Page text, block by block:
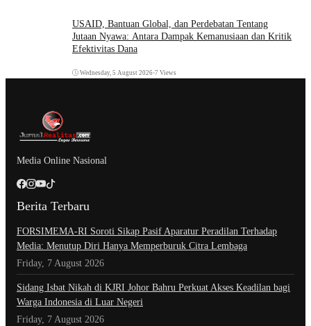
USAID, Bantuan Global, dan Perdebatan Tentang
Jutaan Nyawa: Antara Dampak Kemanusiaan dan Kritik
Efektivitas Dana
Wednesday, 5 August 2026•7 Views
Media Online Nasional
Berita Terbaru
​FORSIMEMA-RI Soroti Sikap Pasif Aparatur Peradilan Terhadap
Media: Menutup Diri Hanya Memperburuk Citra Lembaga
Friday, 7 August 2026
Sidang Isbat Nikah di KJRI Johor Bahru Perkuat Akses Keadilan bagi
Warga Indonesia di Luar Negeri
Friday, 7 August 2026